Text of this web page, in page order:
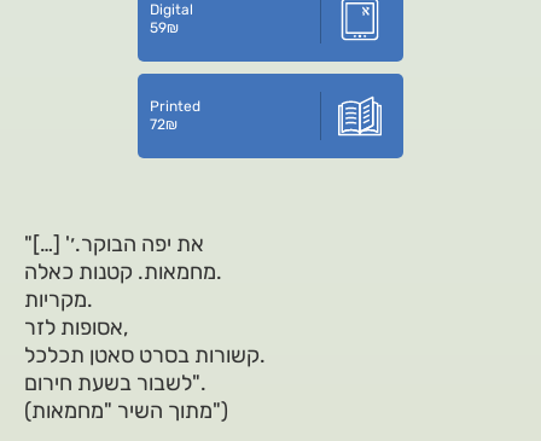
Digital
59₪
Printed
72₪
"[…] 'את יפה הבוקר.׳
מחמאות. קטנות כאלה.
מקריות.
אסופות לזר,
קשורות בסרט סאטן תכלכל.
לשבור בשעת חירום".
(מתוך השיר "מחמאות")